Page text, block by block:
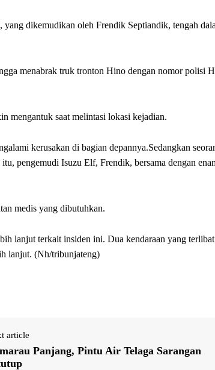
dikemudikan oleh Frendik Septiandik, tengah
menabrak truk tronton Hino dengan nomor polisi H
mengantuk saat melintasi lokasi kejadian.
kerusakan di bagian depannya.Sedangkan
pengemudi Isuzu Elf, Frendik, bersama dengan
medis yang dibutuhkan.
lanjut terkait insiden ini. Dua kendaraan yang terlibat
lanjut. (Nh/tribunjateng)
article
Panjang, Pintu Air Telaga Sarangan